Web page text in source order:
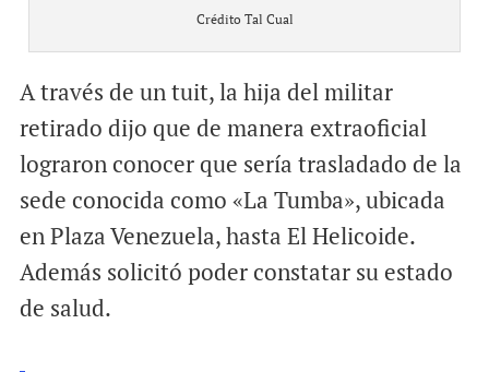
Crédito Tal Cual
A través de un tuit, la hija del militar
retirado dijo que de manera extraoficial
lograron conocer que sería trasladado de la
sede conocida como «La Tumba», ubicada
en Plaza Venezuela, hasta El Helicoide.
Además solicitó poder constatar su estado
de salud.